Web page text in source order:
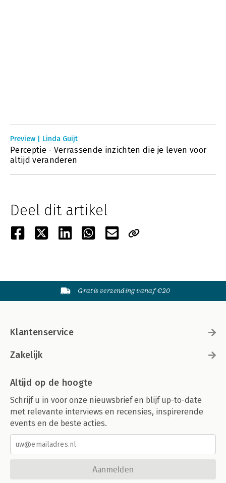
Preview | Linda Guijt
Perceptie - Verrassende inzichten die je leven voor
altijd veranderen
Deel dit artikel
Gratis verzending vanaf €20
Klantenservice
Zakelijk
Altijd op de hoogte
Schrijf u in voor onze nieuwsbrief en blijf up-to-date
met relevante interviews en recensies, inspirerende
events en de beste acties.
Aanmelden